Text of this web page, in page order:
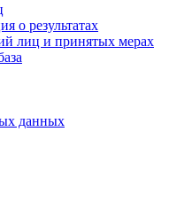
о результатах
лиц и принятых мерах
данных